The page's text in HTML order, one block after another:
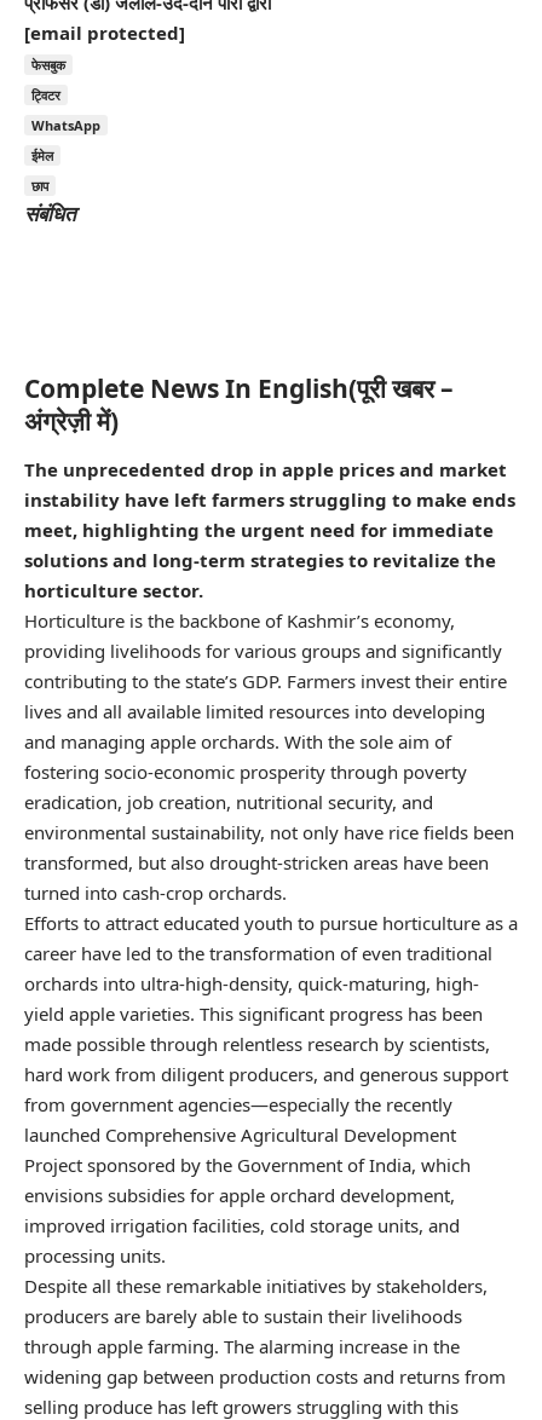
[email protected]
फेसबुक
ट्विटर
WhatsApp
ईमेल
छाप
संबंधित
Complete News In English(पूरी खबर –
अंग्रेज़ी में)
The unprecedented drop in apple prices and market
instability have left farmers struggling to make ends
meet, highlighting the urgent need for immediate
solutions and long-term strategies to revitalize the
horticulture sector.
Horticulture is the backbone of Kashmir’s economy,
providing livelihoods for various groups and significantly
contributing to the state’s GDP. Farmers invest their entire
lives and all available limited resources into developing
and managing apple orchards. With the sole aim of
fostering socio-economic prosperity through poverty
eradication, job creation, nutritional security, and
environmental sustainability, not only have rice fields been
transformed, but also drought-stricken areas have been
turned into cash-crop orchards.
Efforts to attract educated youth to pursue horticulture as a
career have led to the transformation of even traditional
orchards into ultra-high-density, quick-maturing, high-
yield apple varieties. This significant progress has been
made possible through relentless research by scientists,
hard work from diligent producers, and generous support
from government agencies—especially the recently
launched Comprehensive Agricultural Development
Project sponsored by the Government of India, which
envisions subsidies for apple orchard development,
improved irrigation facilities, cold storage units, and
processing units.
Despite all these remarkable initiatives by stakeholders,
producers are barely able to sustain their livelihoods
through apple farming. The alarming increase in the
widening gap between production costs and returns from
selling produce has left growers struggling with this